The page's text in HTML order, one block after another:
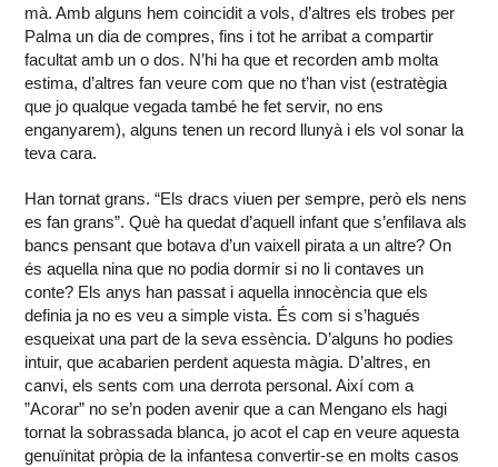
mà. Amb alguns hem coincidit a vols, d’altres els trobes per
Palma un dia de compres, fins i tot he arribat a compartir
facultat amb un o dos. N’hi ha que et recorden amb molta
estima, d’altres fan veure com que no t’han vist (estratègia
que jo qualque vegada també he fet servir, no ens
enganyarem), alguns tenen un record llunyà i els vol sonar la
teva cara.
Han tornat grans. “Els dracs viuen per sempre, però els nens
es fan grans”. Què ha quedat d’aquell infant que s’enfilava als
bancs pensant que botava d’un vaixell pirata a un altre? On
és aquella nina que no podia dormir si no li contaves un
conte? Els anys han passat i aquella innocència que els
definia ja no es veu a simple vista. És com si s’hagués
esqueixat una part de la seva essència. D’alguns ho podies
intuir, que acabarien perdent aquesta màgia. D’altres, en
canvi, els sents com una derrota personal. Així com a
”Acorar” no se’n poden avenir que a can Mengano els hagi
tornat la sobrassada blanca, jo acot el cap en veure aquesta
genuïnitat pròpia de la infantesa convertir-se en molts casos